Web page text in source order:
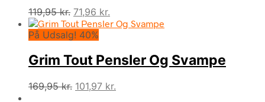
119,95kr. Den
oprindelige
pris
119,95 kr..
71,96 kr.
aktuelle
71,96 kr..
På Udsalg! 40%
Grim Tout Pensler Og Svampe
169,95kr. Den
101,97 kr.